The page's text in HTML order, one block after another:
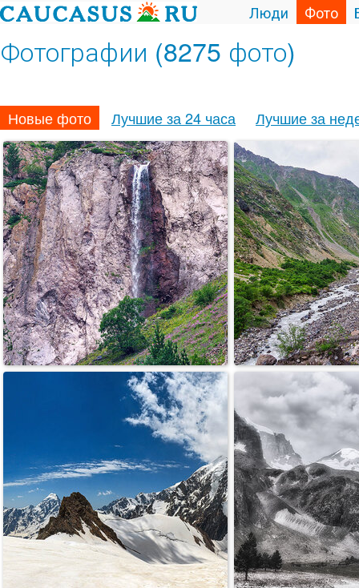
Люди Фото
Фотографии (8275 фото)
Новые фото Лучшие за 24 часа Лучшие за